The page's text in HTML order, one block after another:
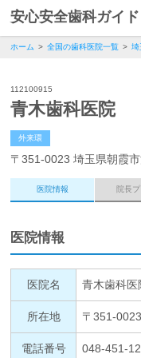
安心安全歯科ガイド
ホーム 全国の歯科医院一覧 埼
112100915
青木歯科医院
外来環
〒351-0023 埼玉県朝霞
医院情報 院長
医院情報
医院名 青木歯科医
所在地 〒351-
電話番号 048-451-